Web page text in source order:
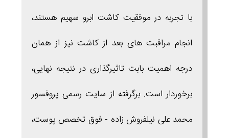
با تجربه در موفقیت کاشت ابرو سهیم هستند،
انجام مراقبت های بعد از کاشت نیز از همان
درجه اهمیت بابت تاثیرگذاری در نتیجه نهایی،
برخوردار است. برگرفته از سایت رسمی پروفسور
محمد علی نیلفروش زاده - فوق تخصص پوست،